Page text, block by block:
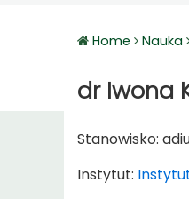
Home Nauka
dr Iwona
Stanowisko:
Instytut: